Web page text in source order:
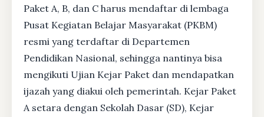
Paket A, B, dan C harus mendaftar di lembaga
Pusat Kegiatan Belajar Masyarakat (PKBM)
resmi yang terdaftar di Departemen
Pendidikan Nasional, sehingga nantinya bisa
mengikuti Ujian Kejar Paket dan mendapatkan
ijazah yang diakui oleh pemerintah. Kejar Paket
A setara dengan Sekolah Dasar (SD), Kejar